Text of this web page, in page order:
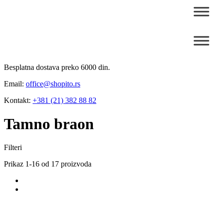
Besplatna dostava preko 6000 din.
Email: office@shopito.rs
Kontakt: +381 (21) 382 88 82
Tamno braon
Filteri
Prikaz 1-16 od 17 proizvoda